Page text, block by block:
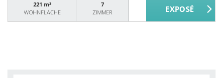
221 m²
WOHNFLÄCHE
7
ZIMMER